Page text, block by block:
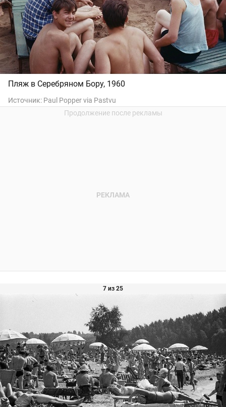
Пляж в Серебряном Бору, 1960
Источник: Paul Popper via Pastvu
7 из 25